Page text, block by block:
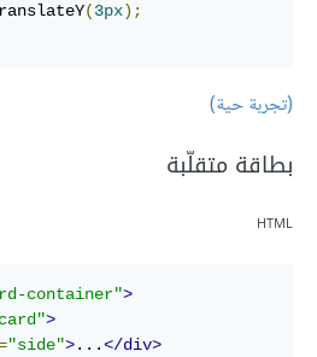
(3px) ;
(تجربة حية)
بطاقة متقلّبة
HTML
container">
>
"side">...</div>